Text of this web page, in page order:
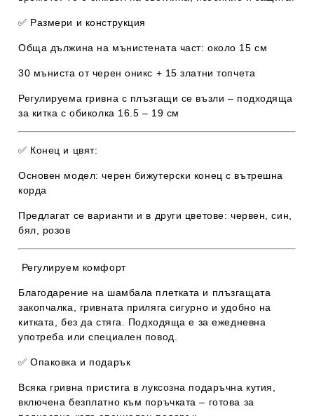
✅ Размери и конструкция
Обща дължина на мънистената част: около 15 см
30 мъниста от черен оникс + 15 златни топчета
Регулируема гривна с плъзгащи се възли – подходяща
за китка с обиколка 16.5 – 19 см
✅ Конец и цвят:
Основен модел:черен бижутерски конец с вътрешна
корда
Предлагат се варианти и в други цветове: червен, син,
бял, розов
Регулируем комфорт
Благодарение на шамбала плетката и плъзгащата
закопчалка, гривната прилягасигурно и удобно на
китката, без да стяга. Подходяща е за ежедневна
употреба или специален повод.
✅Опаковка и подарък
Всяка гривна пристига в луксозна подаръчна кутия
включенабезплатно към поръчката – готова за